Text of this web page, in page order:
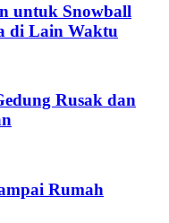
untuk Snowball
di Lain Waktu
Rusak dan
Rumah